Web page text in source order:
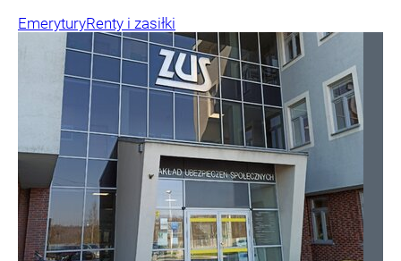
EmeryturyRenty i zasiłki